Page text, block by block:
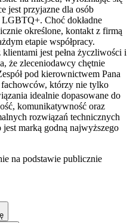
jest przyjazne dla osób
LGBTQ+. Choć dokładne
określone, kontakt z firmą
etapie współpracy.
jest pełna życzliwości i
że zleceniodawcy chętnie
pod kierownictwem Pana
którzy nie tylko
idealnie dopasowane do
komunikatywność oraz
rozwiązań technicznych
marką godną najwyższego
na podstawie publicznie